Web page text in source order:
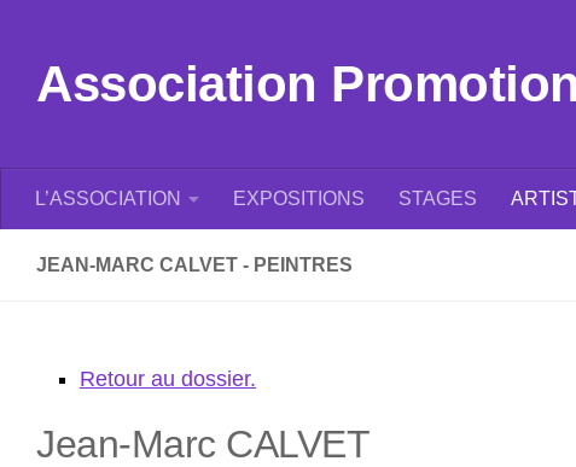
Association
L’ASSOCIATION EXPOSITIONS STAGES
JEAN-MARC CALVET - PEINTRES
Retour au dossier.
Jean-Marc CALVET